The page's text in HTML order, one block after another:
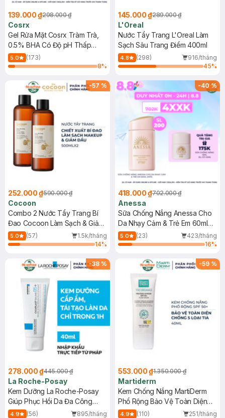
139.000 ₫298.000 ₫
Cosrx
Gel Rửa Mặt Cosrx Tràm Trà,
0.5% BHA Có Độ pH Thấp
150ml
5.0
(173)
8%
145.000 ₫289.000 ₫
L'Oreal
Nước Tẩy Trang L'Oreal Làm
Sạch Sâu Trang Điểm 400ml
4.8 (298)
916/tháng
45%
-57 %
252.000 ₫590.000 ₫
Cocoon
Combo 2 Nước Tẩy Trang Bí
Đao Cocoon Làm Sạch & Giảm
Dầu 500ml
5.0 (57)
1.5k/tháng
14%
-40%
418.000 ₫702.000 ₫
Anessa
Sữa Chống Nắng Anessa Cho
Da Nhạy Cảm & Trẻ Em 60ml
(Mới)
5.0 (23)
423/tháng
16%
-38 %
278.000 ₫445.000 ₫
La Roche-Posay
Kem Dưỡng La Roche-Posay
Giúp Phục Hồi Da Đa Công
Dụng 40ml
4.9 (56)
895/tháng
-59 %
553.000 ₫1.350.000 ₫
Martiderm
Kem Chống Nắng MartiDerm
Phổ Rộng Bảo Vệ Toàn Diện
40ml
4.9 (110)
251/tháng